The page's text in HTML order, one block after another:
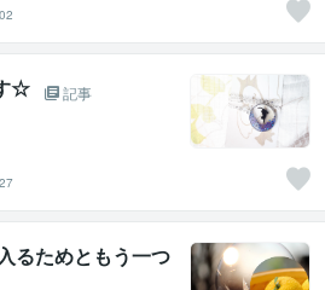
☆
記事
るためともう一つ